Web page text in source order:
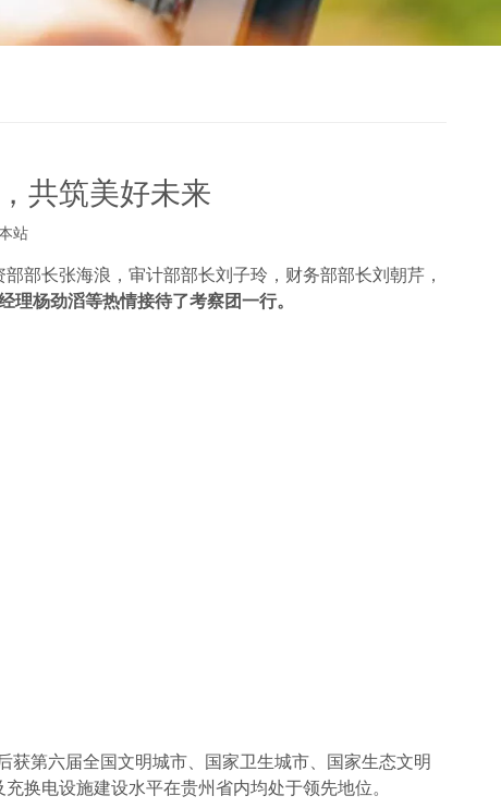
共筑美好未来
站
部长张海浪，审计部部长刘子玲，财务部部长刘朝芹，
理杨劲滔等热情接待了考察团一行。
获第六届全国文明城市、国家卫生城市、国家生态文明
充换电设施建设水平在贵州省内均处于领先地位。